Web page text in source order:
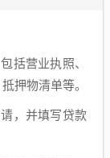
括营业执照、
押物清单等。
，并填写贷款